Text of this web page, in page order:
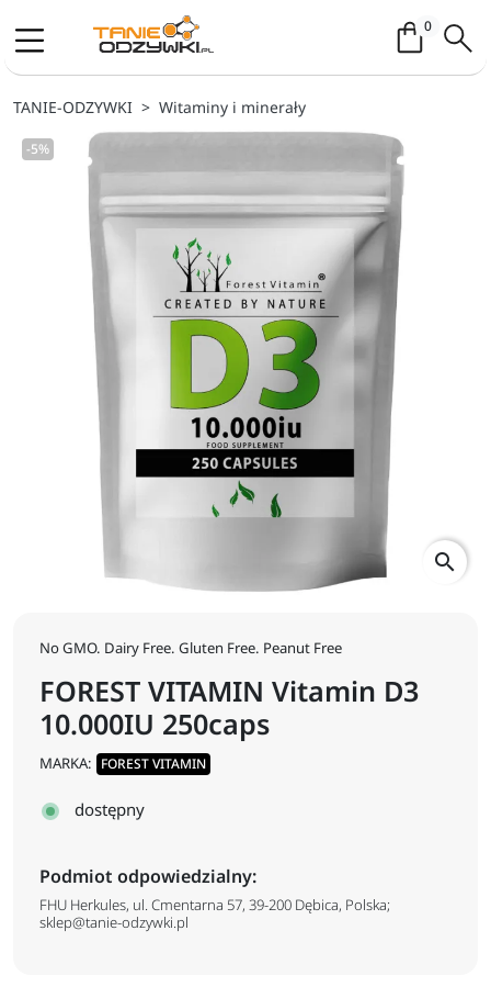
0Koszyk /
TANIE-ODZYWKI Witaminy i minerały
-5%
search
No GMO. Dairy Free. Gluten Free. Peanut Free
FOREST VITAMIN Vitamin D3
10.000IU 250caps
MARKA: FOREST VITAMIN
dostępny
Podmiot odpowiedzialny:
FHU Herkules, ul. Cmentarna 57, 39-200 Dębica, Polska;
sklep@tanie-odzywki.pl